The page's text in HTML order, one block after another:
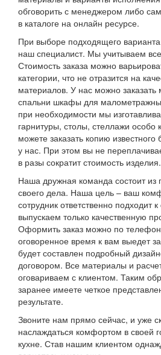
обговорить с менеджером либо
в каталоге на онлайн ресурсе.
При выборе подходящего варианта
наш специалист. Мы учитываем
Стоимость заказа можно
категории, что не отразится на
материалов. У нас можно
спальни шкафы для
при необходимости мы
гарнитуры, столы, стеллажи особо
можете заказать копию известного
у нас. При этом вы не
в разы сократит стоимость изделия.
Наша дружная команда состоит из
своего дела. Наша цель – ваш
сотрудник ответственно подходит
выпускаем только качественную
Оформить заказ можно по
оговоренное время к вам выедет
будет составлен подробный
договором. Все материалы и
оговариваем с клиентом. Таким
заранее имеете четкое
результате.
Звоните нам прямо сейчас, и уже
наслаждаться комфортом в своей
кухне. Став нашим клиентом